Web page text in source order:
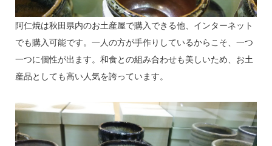
阿仁焼は秋田県内のお土産屋で購入できる他、インターネット
でも購入可能です。一人の方が手作りしているからこそ、一つ
一つに個性が出ます。和食との組み合わせも美しいため、お土
産品としても高い人気を誇っています。